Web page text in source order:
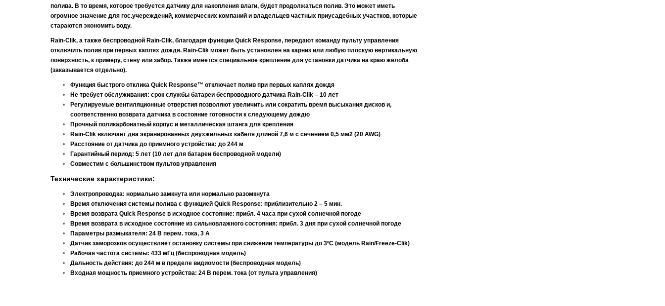
полива. В то время, которое требуется датчику для накопления влаги, будет продолжаться полив. Это может иметь
огромное значение для гос.учереждений, коммерческих компаний и владельцев частных приусадебных участков, которые
стараются экономить воду.
Rain-Clik, а также беспроводной Rain-Clik, благодаря функции Quick Response, передают команду пульту управления
отключить полив при первых каплях дождя. Rain-Clik может быть установлен на карниз или любую плоскую вертикальную
поверхность, к примеру, стену или забор. Также имеется специальное крепление для установки датчика на краю желоба
(заказывается отдельно).
Функция быстрого отклика Quick Response™ отключает полив при первых каплях дождя
Не требует обслуживания: срок службы батареи беспроводного датчика Rain-Clik – 10 лет
Регулируемые вентиляционные отверстия позволяют увеличить или сократить время высыхания дисков и,
соответственно возврата датчика в состояние готовности к следующему дождю
Прочный поликарбонатный корпус и металлическая штанга для крепления
Rain-Clik включает два экранированных двухжильных кабеля длиной 7,6 м с сечением 0,5 мм2 (20 AWG)
Расстояние от датчика до приемного устройства: до 244 м
Гарантийный период: 5 лет (10 лет для батареи беспроводной модели)
Совместим с большинством пультов управления
Технические характеристики:
Электропроводка: нормально замкнута или нормально разомкнута
Время отключения системы полива с функцией Quick Response: приблизительно 2 – 5 мин.
Время возврата Quick Response в исходное состояние: прибл. 4 часа при сухой солнечной погоде
Время возврата в исходное состояние из сильновлажного состояния: прибл. 3 дня при сухой солнечной погоде
Параметры размыкателя: 24 В перем. тока, 3 А
Датчик заморозков осуществляет остановку системы при снижении температуры до 3ºС (модель Rain/Freeze-Clik)
Рабочая частота системы: 433 мГц (беспроводная модель)
Дальность действия: до 244 м в пределе видиомости (беспроводная модель)
Входная мощность приемного устройства: 24 В перем. тока (от пульта управления)